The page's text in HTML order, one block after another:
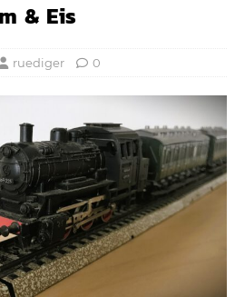
& Eis
ruediger 0